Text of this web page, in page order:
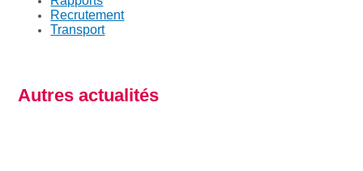
Recrutement
Transport
Autres actualités